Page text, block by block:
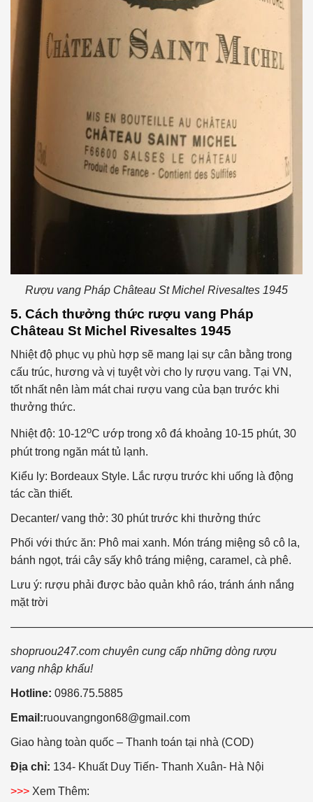
Rượu vang Pháp Château St Michel Rivesaltes 1945
5. Cách thưởng thức rượu vang Pháp
Château St Michel Rivesaltes 1945
Nhiệt độ phục vụ phù hợp sẽ mang lại sự cân bằng trong
cấu trúc, hương và vị tuyệt vời cho ly rượu vang. Tại VN,
tốt nhất nên làm mát chai rượu vang của bạn trước khi
thưởng thức.
Nhiệt độ: 10-12oC ướp trong xô đá khoảng 10-15 phút, 30
phút trong ngăn mát tủ lạnh.
Kiểu ly: Bordeaux Style. Lắc rượu trước khi uống là động
tác cần thiết.
Decanter/ vang thở: 30 phút trước khi thưởng thức
Phối với thức ăn: Phô mai xanh. Món tráng miệng sô cô la,
bánh ngọt, trái cây sấy khô tráng miệng, caramel, cà phê.
Lưu ý: rượu phải được bảo quản khô ráo, tránh ánh nắng
mặt trời
shopruou247.com chuyên cung cấp những dòng rượu
vang nhập khẩu!
Hotline: 0986.75.5885
Email:ruouvangngon68@gmail.com
Giao hàng toàn quốc – Thanh toán tại nhà (COD)
Địa chỉ: 134- Khuất Duy Tiến- Thanh Xuân- Hà Nội
>>> Xem Thêm: